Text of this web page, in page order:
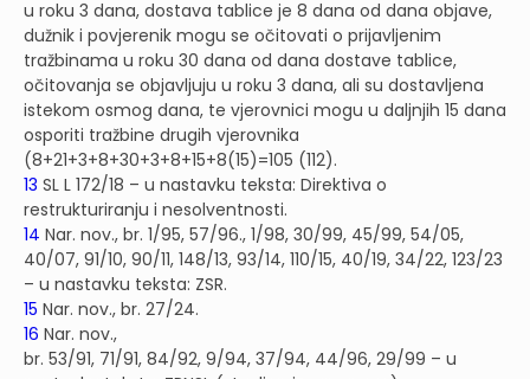
u roku 3 dana, dostava tablice je 8 dana od dana objave,
dužnik i povjerenik mogu se očitovati o prijavljenim
tražbinama u roku 30 dana od dana dostave tablice,
očitovanja se objavljuju u roku 3 dana, ali su dostavljena
istekom osmog dana, te vjerovnici mogu u daljnjih 15 dana
osporiti tražbine drugih vjerovnika
(8+21+3+8+30+3+8+15+8(15)=105 (112).
13 SL L 172/18 – u nastavku teksta: Direktiva o
restrukturiranju i nesolventnosti.
14 Nar. nov., br. 1/95, 57/96., 1/98, 30/99, 45/99, 54/05,
40/07, 91/10, 90/11, 148/13, 93/14, 110/15, 40/19, 34/22, 123/23
– u nastavku teksta: ZSR.
15 Nar. nov., br. 27/24.
16 Nar. nov.,
br. 53/91, 71/91, 84/92, 9/94, 37/94, 44/96, 29/99 – u